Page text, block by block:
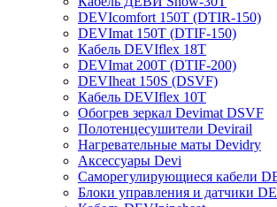
DEVIcomfort 150T (DTIR-150)
DEVImat 150T (DTIF-150)
Кабель DEVIflex 18T
DEVImat 200T (DTIF-200)
DEVIheat 150S (DSVF)
Кабель DEVIflex 10T
Обогрев зеркал Devimat DSVF
Полотенцесушители Devirail
Нагревательные маты Devidry
Аксессуары Devi
Саморегулирующиеся кабели
Блоки управления и датчики